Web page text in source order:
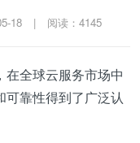
18 | 阅读：4145
全球云服务市场中
靠性得到了广泛认